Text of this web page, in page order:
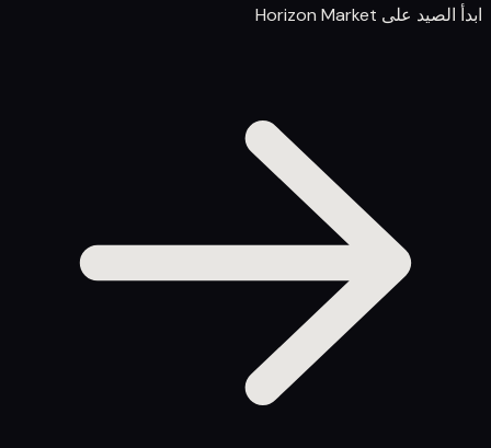
ابدأ الصيد على Horizon Market